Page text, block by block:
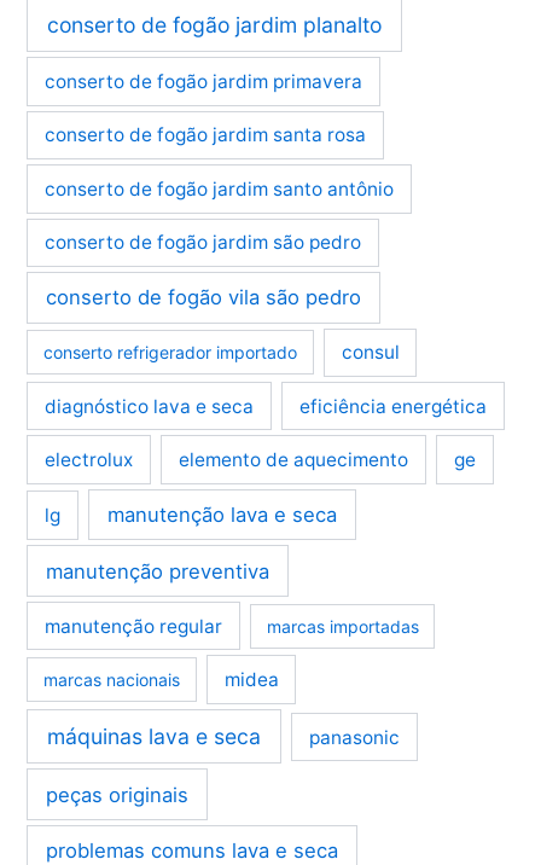
conserto de fogão jardim planalto
conserto de fogão jardim primavera
conserto de fogão jardim santa rosa
conserto de fogão jardim santo antônio
conserto de fogão jardim são pedro
conserto de fogão vila são pedro
conserto refrigerador importado consul
diagnóstico lava e seca eficiência energética
electrolux elemento de aquecimento ge
lg manutenção lava e seca
manutenção preventiva
manutenção regular marcas importadas
marcas nacionais midea
máquinas lava e seca panasonic
peças originais
problemas comuns lava e seca